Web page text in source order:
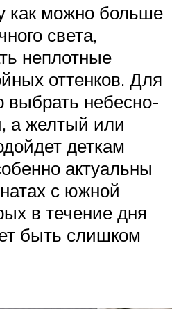
как можно больше
света,
неплотные
оттенков. Для
выбрать небесно-
а желтый или
деткам
актуальны
с южной
в течение дня
быть слишком